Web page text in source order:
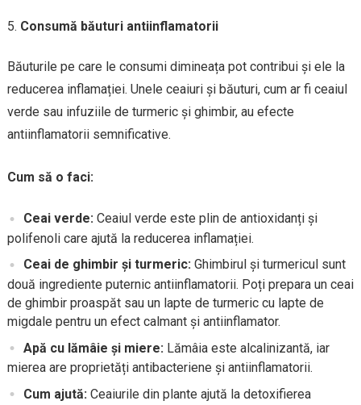
Consumă băuturi antiinflamatorii
Băuturile pe care le consumi dimineața pot contribui și ele la
reducerea inflamației. Unele ceaiuri și băuturi, cum ar fi ceaiul
verde sau infuziile de turmeric și ghimbir, au efecte
antiinflamatorii semnificative.
Cum să o faci:
Ceai verde:Ceaiul verde este plin de antioxidanți și
polifenoli care ajută la reducerea inflamației.
Ceai de ghimbir și turmeric:Ghimbirul și turmericul sunt
două ingrediente puternic antiinflamatorii. Poți prepara un ceai
de ghimbir proaspăt sau un lapte de turmeric cu lapte de
migdale pentru un efect calmant și antiinflamator.
Apă cu lămâie și miere: Lămâia este alcalinizantă, iar
mierea are proprietăți antibacteriene și antiinflamatorii.
Cum ajută:Ceaiurile din plante ajută la detoxifierea